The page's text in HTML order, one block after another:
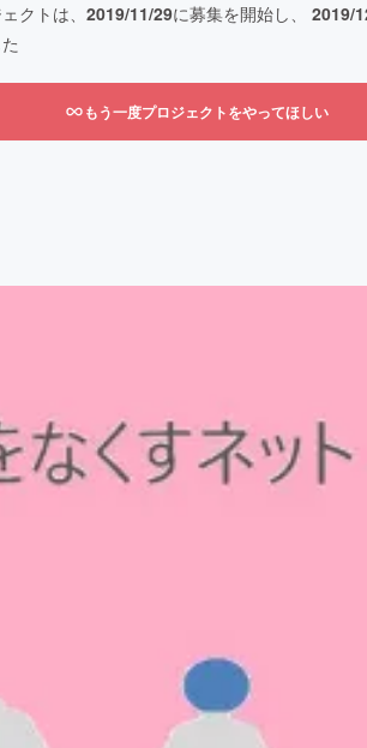
クトは、 2019/11/29に募集を開始し、 2019/
もう一度プロジェクトをやってほしい